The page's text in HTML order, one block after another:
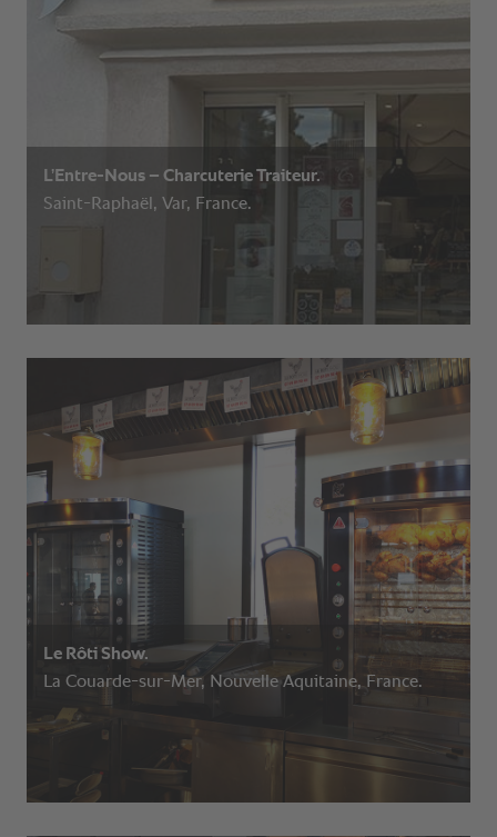
L’Entre-Nous – Charcuterie Traiteur.
Saint-Raphaël, Var, France.
Le Rôti Show.
La Couarde-sur-Mer, Nouvelle Aquitaine, France.